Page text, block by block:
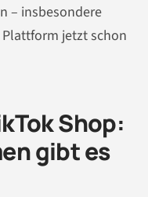
– insbesondere
jetzt schon
Shop:
gibt es